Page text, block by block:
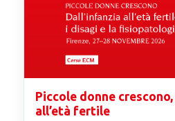
Piccole donne
all’età fertile